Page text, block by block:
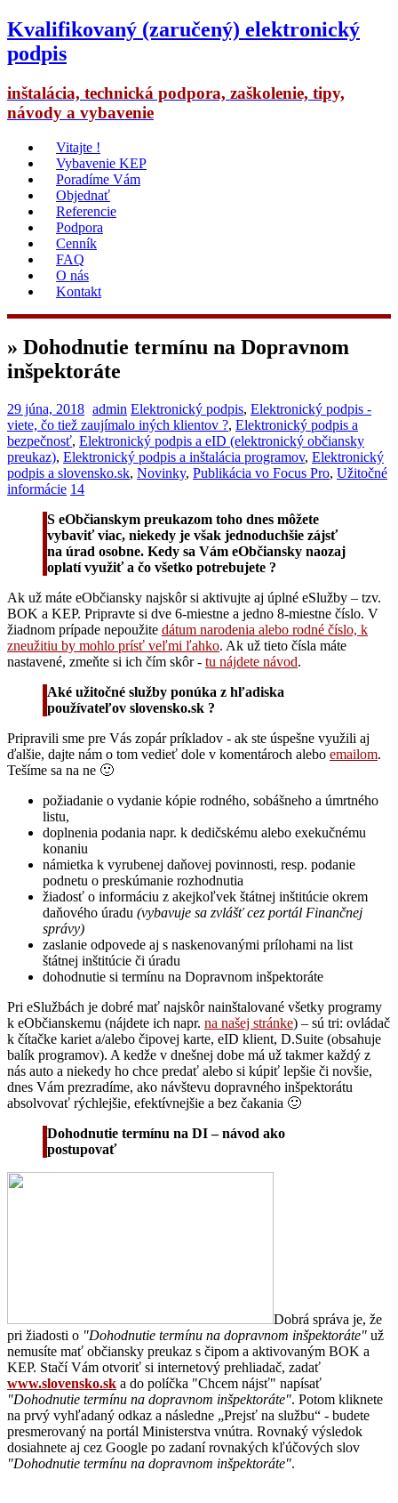
Kvalifikovaný (zaručený) elektronický
podpis
inštalácia, technická podpora, zaškolenie, tipy,
návody a vybavenie
Vitajte !
Vybavenie KEP
Poradíme Vám
Objednať
Referencie
Podpora
Cenník
FAQ
O nás
Kontakt
» Dohodnutie termínu na Dopravnom
inšpektoráte
29 júna, 2018 admin Elektronický podpis, Elektronický podpis -
viete, čo tiež zaujímalo iných klientov ?, Elektronický podpis a
bezpečnosť, Elektronický podpis a eID (elektronický občiansky
preukaz), Elektronický podpis a inštalácia programov, Elektronický
podpis a slovensko.sk, Novinky, Publikácia vo Focus Pro, Užitočné
informácie 14
S eObčianskym preukazom toho dnes môžete
vybaviť viac, niekedy je však jednoduchšie zájsť
na úrad osobne. Kedy sa Vám eObčiansky naozaj
oplatí využiť a čo všetko potrebujete ?
Ak už máte eObčiansky najskôr si aktivujte aj úplné eSlužby – tzv.
BOK a KEP. Pripravte si dve 6-miestne a jedno 8-miestne číslo. V
žiadnom prípade nepoužite dátum narodenia alebo rodné číslo, k
zneužitiu by mohlo prísť veľmi ľahko. Ak už tieto čísla máte
nastavené, zmeňte si ich čím skôr - tu nájdete návod.
Aké užitočné služby ponúka z hľadiska
používateľov slovensko.sk ?
Pripravili sme pre Vás zopár príkladov - ak ste úspešne využili aj
ďalšie, dajte nám o tom vedieť dole v komentároch alebo emailom.
Tešíme sa na ne 🙂
požiadanie o vydanie kópie rodného, sobášneho a úmrtného
listu,
doplnenia podania napr. k dedičskému alebo exekučnému
konaniu
námietka k vyrubenej daňovej povinnosti, resp. podanie
podnetu o preskúmanie rozhodnutia
žiadosť o informáciu z akejkoľvek štátnej inštitúcie okrem
daňového úradu (vybavuje sa zvlášť cez portál Finančnej
správy)
zaslanie odpovede aj s naskenovanými prílohami na list
štátnej inštitúcie či úradu
dohodnutie si termínu na Dopravnom inšpektoráte
Pri eSlužbách je dobré mať najskôr nainštalované všetky programy
k eObčianskemu (nájdete ich napr. na našej stránke) – sú tri: ovládač
k čítačke kariet a/alebo čipovej karte, eID klient, D.Suite (obsahuje
balík programov). A kedže v dnešnej dobe má už takmer každý z
nás auto a niekedy ho chce predať alebo si kúpiť lepšie či novšie,
dnes Vám prezradíme, ako návštevu dopravného inšpektorátu
absolvovať rýchlejšie, efektívnejšie a bez čakania 🙂
Dohodnutie termínu na DI – návod ako
postupovať
Dobrá správa je, že
pri žiadosti o "Dohodnutie termínu na dopravnom inšpektoráte" už
nemusíte mať občiansky preukaz s čipom a aktivovaným BOK a
KEP. Stačí Vám otvoriť si internetový prehliadač, zadať
www.slovensko.sk a do políčka "Chcem nájsť" napísať
"Dohodnutie termínu na dopravnom inšpektoráte". Potom kliknete
na prvý vyhľadaný odkaz a následne „Prejsť na službu“ - budete
presmerovaný na portál Ministerstva vnútra. Rovnaký výsledok
dosiahnete aj cez Google po zadaní rovnakých kľúčových slov
"Dohodnutie termínu na dopravnom inšpektoráte".